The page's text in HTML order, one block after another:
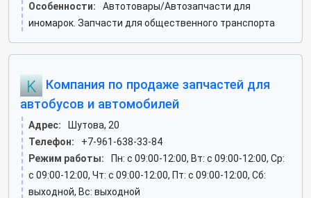
Особенности:
Автотовары/Автозапчасти для
иномарок. Запчасти для общественного транспорта
Компания по продаже запчастей для
автобусов и автомобилей
Адрес:
Шутова, 20
Телефон:
+7-961-638-33-84
Режим работы:
Пн: c 09:00-12:00, Вт: c 09:00-12:00, Ср:
c 09:00-12:00, Чт: c 09:00-12:00, Пт: c 09:00-12:00, Сб:
выходной, Вс: выходной